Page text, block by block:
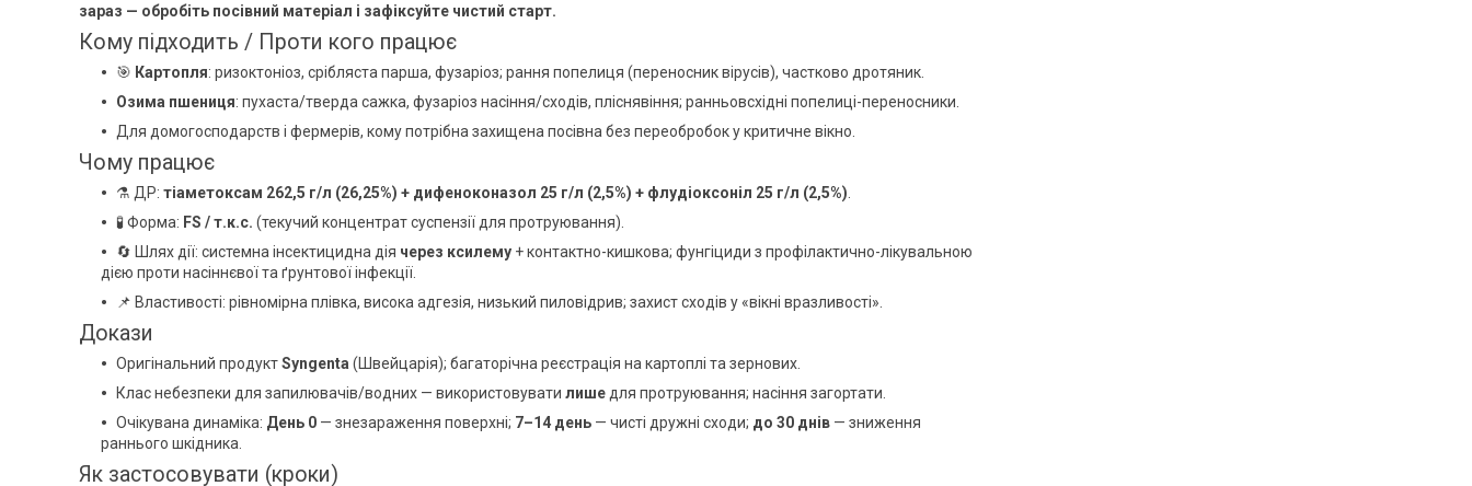
зараз — обробіть посівний матеріал і зафіксуйте чистий старт.
Кому підходить / Проти кого працює
🎯 Картопля: ризоктоніоз, срібляста парша, фузаріоз; рання попелиця (переносник вірусів), частково дротяник.
Озима пшениця: пухаста/тверда сажка, фузаріоз насіння/сходів, пліснявіння; ранньовсхідні попелиці-переносники.
Для домогосподарств і фермерів, кому потрібна захищена посівна без переобробок у критичне вікно.
Чому працює
⚗️ ДР: тіаметоксам 262,5 г/л (26,25%) + дифеноконазол 25 г/л (2,5%) + флудіоксоніл 25 г/л (2,5%)
🧪 Форма: FS / т.к.с. (текучий концентрат суспензії для протруювання).
🔄 Шлях дії: системна інсектицидна дія через ксилему + контактно-кишкова; фунгіциди з профілактично-лікувальною
дією проти насіннєвої та ґрунтової інфекції.
📌 Властивості: рівномірна плівка, висока адгезія, низький пиловідрив; захист сходів у «вікні вразливості».
Докази
Оригінальний продуктSyngenta (Швейцарія); багаторічна реєстрація на картоплі та зернових.
Клас небезпеки для запилювачів/водних — використовувати лише для протруювання; насіння загортати.
Очікувана динаміка: День 0 — знезараження поверхні; 7–14 день — чисті дружні сходи; до 30 днів — зниження
раннього шкідника.
Як застосовувати (кроки)